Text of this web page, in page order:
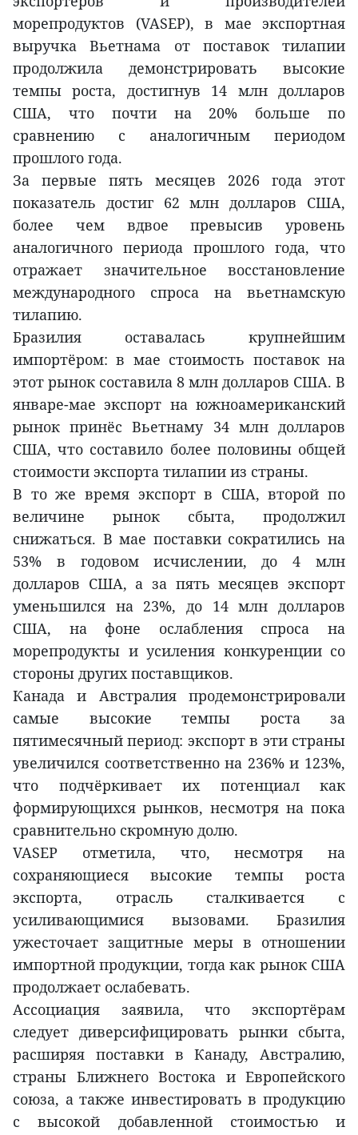
морепродуктов (VASEP), в мае экспортная
выручка Вьетнама от поставок тилапии
продолжила демонстрировать высокие
темпы роста, достигнув 14 млн долларов
США, что почти на 20% больше по
сравнению с аналогичным периодом
прошлого года.
За первые пять месяцев 2026 года этот
показатель достиг 62 млн долларов США,
более чем вдвое превысив уровень
аналогичного периода прошлого года, что
отражает значительное восстановление
международного спроса на вьетнамскую
тилапию.
Бразилия оставалась крупнейшим
импортёром: в мае стоимость поставок на
этот рынок составила 8 млн долларов США. В
январе-мае экспорт на южноамериканский
рынок принёс Вьетнаму 34 млн долларов
США, что составило более половины общей
стоимости экспорта тилапии из страны.
В то же время экспорт в США, второй по
величине рынок сбыта, продолжил
снижаться. В мае поставки сократились на
53% в годовом исчислении, до 4 млн
долларов США, а за пять месяцев экспорт
уменьшился на 23%, до 14 млн долларов
США, на фоне ослабления спроса на
морепродукты и усиления конкуренции со
стороны других поставщиков.
Канада и Австралия продемонстрировали
самые высокие темпы роста за
пятимесячный период: экспорт в эти страны
увеличился соответственно на 236% и 123%,
что подчёркивает их потенциал как
формирующихся рынков, несмотря на пока
сравнительно скромную долю.
VASEP отметила, что, несмотря на
сохраняющиеся высокие темпы роста
экспорта, отрасль сталкивается с
усиливающимися вызовами. Бразилия
ужесточает защитные меры в отношении
импортной продукции, тогда как рынок США
продолжает ослабевать.
Ассоциация заявила, что экспортёрам
следует диверсифицировать рынки сбыта,
расширяя поставки в Канаду, Австралию,
страны Ближнего Востока и Европейского
союза, а также инвестировать в продукцию
с высокой добавленной стоимостью и